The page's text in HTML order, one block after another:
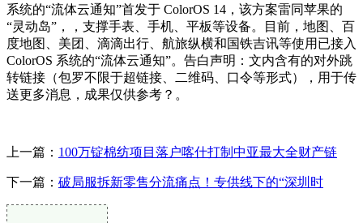
系统的“流体云通知”首发于 ColorOS 14，该方案雷同苹果的
“灵动岛”，，支撑手表、手机、平板等设备。目前，地图、百
度地图、美团、滴滴出行、航旅纵横和国铁吉讯等使用已接入
ColorOS 系统的“流体云通知”。告白声明：文内含有的对外跳
转链接（包罗不限于超链接、二维码、口令等形式），用于传
送更多消息，成果仅供参考？。
上一篇： 100万锭棉纺项目落户喀什打制中亚最大全财产链
下一篇： 破局服拆新零售分流痛点！专供线下的“深圳时